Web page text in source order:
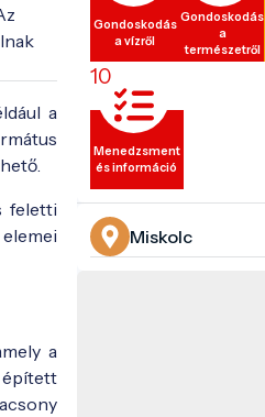
a
feletti
a
Gondoskodás
a vízről
Gondoskodás
a
természetről
10
Menedzsment
és információ
Miskolc